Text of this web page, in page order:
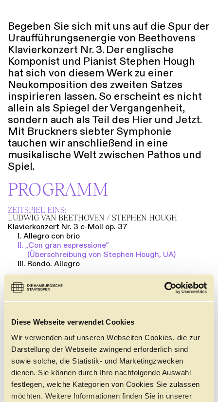
Diese Webseite verwendet Cookies
Wir verwenden auf unseren Webseiten Cookies, die zur
Darstellung der Webseite zwingend erforderlich sind
sowie solche, die Statistik- und Marketingzwecken
dienen. Sie können durch Ihre nachfolgende Auswahl
festlegen, welche Kategorien von Cookies Sie zulassen
möchten. Weitere Informationen finden Sie in unserer
Begeben Sie sich mit uns auf die Spur der
Uraufführungsenergie von Beethovens
Klavierkonzert Nr. 3. Der englische
Komponist und Pianist Stephen Hough
hat sich von diesem Werk zu einer
Neukomposition des zweiten Satzes
inspirieren lassen. So erscheint es nicht
allein als Spiegel der Vergangenheit,
sondern auch als Teil des Hier und Jetzt.
Mit Bruckners siebter Symphonie
tauchen wir anschließend in eine
musikalische Welt zwischen Pathos und
Spiel.
PROGRAMM
ZEITSPIEL EINS:
LUDWIG VAN BEETHOVEN / STEPHEN HOUGH
Klavierkonzert Nr. 3 c-Moll op. 37
I. Allegro con brio
II. „Con gran espressione“
(Überschreibung von Stephen Hough, UA)
III. Rondo. Allegro
ANTON BRUCKNER
Symphonie Nr. 7 E-Dur WAB 107
Anzeigen